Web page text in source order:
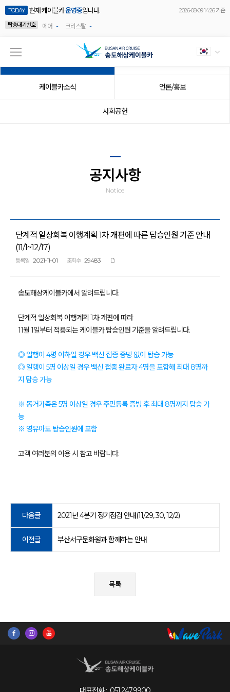
TODAY 현재 케이블카운영중입니다.
2026-08-09 14:26 기준
탑승대기번호
에어 - 크리스탈 -
케이블카소식 언론/홍보
사회공헌
공지사항
Notice
단계적 일상회복 이행계획 1차 개편에 따른 탑승인원 기준 안내
(11/1~12/17)
등록일 2021-11-01 조회수 29483
송도해상케이블카에서 알려드립니다.
단계적 일상회복 이행계획 1차 개편에 따라
11월 1일부터 적용되는 케이블카 탑승인원 기준을 알려드립니다.
◎ 일행이 4명 이하일 경우 백신 접종 증빙 없이 탑승 가능
◎ 일행이 5명 이상일 경우 백신 접종 완료자 4명을 포함해 최대 8명까
지 탑승 가능
※ 동거가족은 5명 이상일 경우 주민등록 증빙 후 최대 8명까지 탑승 가
능
※ 영유아도 탑승인원에 포함
고객 여러분의 이용 시 참고 바랍니다.
다음글 2021년 4분기 정기점검 안내(11/29, 30, 12/2)
이전글 부산서구문화원과 함께하는 안내
목록